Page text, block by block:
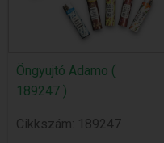
Öngyujtó Adamo (
189247 )
Cikkszám: 189247